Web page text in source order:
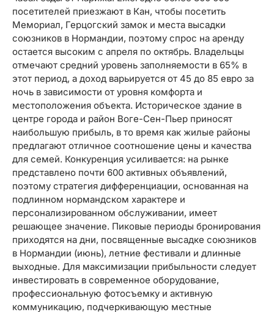
посетителей приезжают в Кан, чтобы посетить
Мемориал, Герцогский замок и места высадки
союзников в Нормандии, поэтому спрос на аренду
остается высоким с апреля по октябрь. Владельцы
отмечают средний уровень заполняемости в 65% в
этот период, а доход варьируется от 45 до 85 евро за
ночь в зависимости от уровня комфорта и
местоположения объекта. Историческое здание в
центре города и район Воге-Сен-Пьер приносят
наибольшую прибыль, в то время как жилые районы
предлагают отличное соотношение цены и качества
для семей. Конкуренция усиливается: на рынке
представлено почти 600 активных объявлений,
поэтому стратегия дифференциации, основанная на
подлинном нормандском характере и
персонализированном обслуживании, имеет
решающее значение. Пиковые периоды бронирования
приходятся на дни, посвященные высадке союзников
в Нормандии (июнь), летние фестивали и длинные
выходные. Для максимизации прибыльности следует
инвестировать в современное оборудование,
профессиональную фотосъемку и активную
коммуникацию, подчеркивающую местные